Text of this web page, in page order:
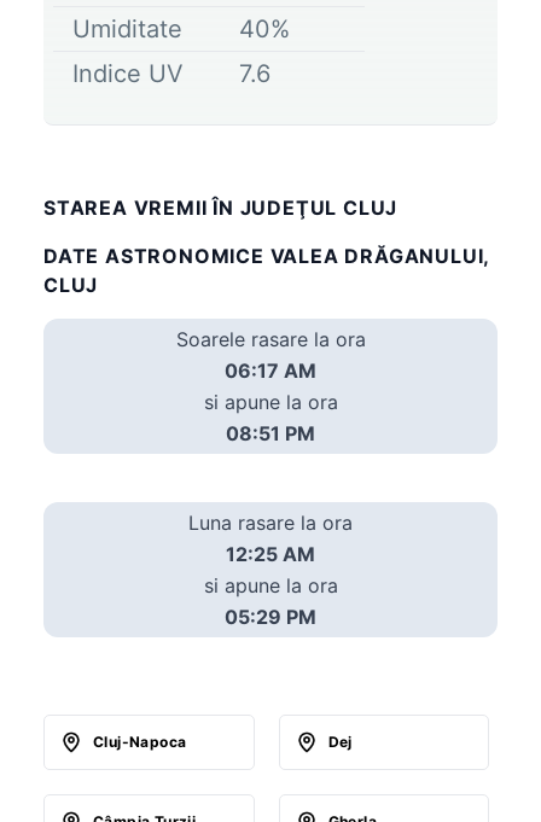
Umiditate
40%
Indice UV
7.6
STAREA VREMII ÎN JUDEŢUL CLUJ
DATE ASTRONOMICE VALEA DRĂGANULUI,
CLUJ
Soarele rasare la ora
06:17 AM
si apune la ora
08:51 PM
Luna rasare la ora
12:25 AM
si apune la ora
05:29 PM
Cluj-Napoca Dej